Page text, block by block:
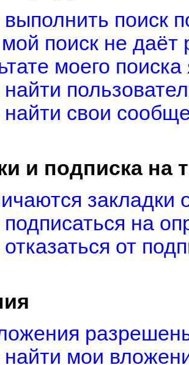
выполнить поиск
поиск не даёт
моего
найти свои
и подписка на
закладки
подписаться на
от
найти мои